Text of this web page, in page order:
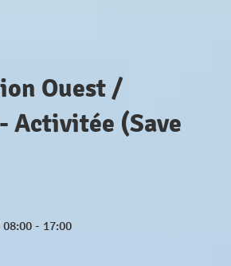
Ouest /
Activitée (Save
- 17:00